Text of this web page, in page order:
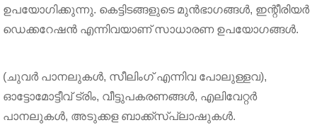
ഉപയോഗിക്കുന്നു. കെട്ടിടങ്ങളുടെ മുൻഭാഗങ്ങൾ, ഇന്റീരിയർ
ഡെക്കറേഷൻ എന്നിവയാണ് സാധാരണ ഉപയോഗങ്ങൾ.
(ചുവർ പാനലുകൾ, സീലിംഗ് എന്നിവ പോലുള്ളവ),
ഓട്ടോമോട്ടീവ് ട്രിം, വീട്ടുപകരണങ്ങൾ, എലിവേറ്റർ
പാനലുകൾ, അടുക്കള ബാക്ക്‌സ്പ്ലാഷുകൾ.